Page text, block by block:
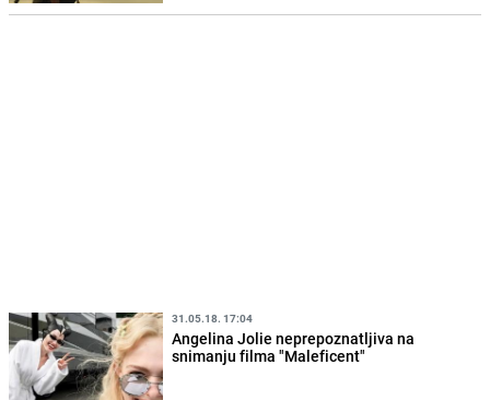
31.05.18. 17:04
Angelina Jolie neprepoznatljiva na
snimanju filma "Maleficent"